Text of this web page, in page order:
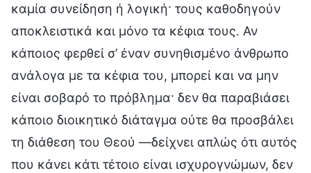
καμία συνείδηση ή λογική· τους καθοδηγούν
αποκλειστικά και μόνο τα κέφια τους. Αν
κάποιος φερθεί σ’ έναν συνηθισμένο άνθρωπο
ανάλογα με τα κέφια του, μπορεί και να μην
είναι σοβαρό το πρόβλημα· δεν θα παραβιάσει
κάποιο διοικητικό διάταγμα ούτε θα προσβάλει
τη διάθεση του Θεού —δείχνει απλώς ότι αυτός
που κάνει κάτι τέτοιο είναι ισχυρογνώμων, δεν